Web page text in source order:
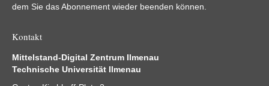
dem Sie das Abonnement wieder beenden können.
Kontakt
Mittelstand-Digital Zentrum Ilmenau
Technische Universität Ilmenau